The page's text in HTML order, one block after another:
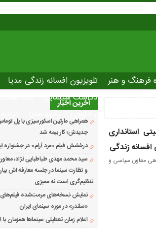
فرهنگ و هنر
تلویزیون افسانه زندگی مدیا
یادداشت سینمایی
دانلود فیلم های خارجی رادیو مدیا
استانداری
افسانه زندگی
معاون سیاسی و
آخرین اخبار
همراهی مارتین اسکورسیزی با پل
جدیدش؛ کار بیمه شد
درخشش فیلم «مرد آرام» در جشنواره ایماگو
سید محمد مهدی طباطبایی نژاد،
و نظارت سینما در جلسه معارفه اش
تنظیم‌گری است نه ممیزی
نمایش نسخه‌های مرمت‌شده
«سلندر» در موزه سینمای ایران
اعلام زمان تعطیلی سینماها همزمان با